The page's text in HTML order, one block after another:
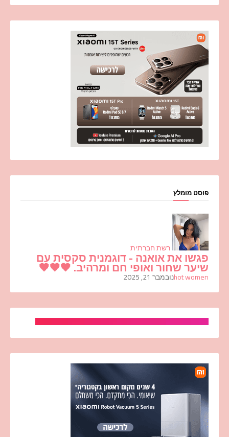
פוסט מומלץ
רשת חברתית
פגשו את אואנה - דוגמנית סקסית עם
שיער שחור ואופי חם ומרהיב. 🖤🖤🖤
hot womenנובמבר 21, 2025